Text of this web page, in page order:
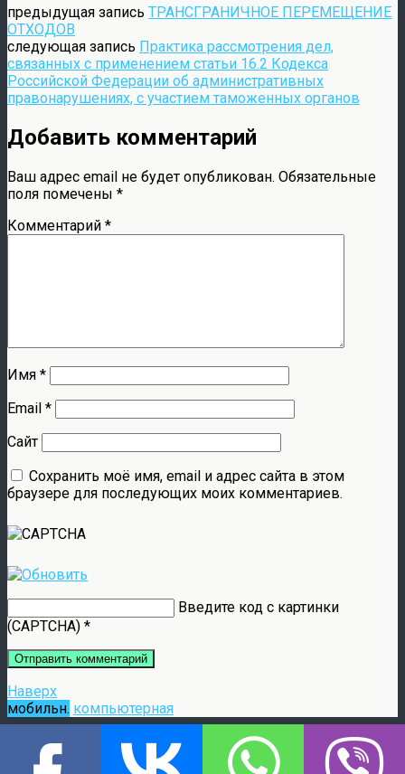
предыдущая запись ТРАНСГРАНИЧНОЕ ПЕРЕМЕЩЕНИЕ
ОТХОДОВ
следующая запись Практика рассмотрения дел,
связанных с применением статьи 16.2 Кодекса
Российской Федерации об административных
правонарушениях, с участием таможенных органов
Добавить комментарий
Ваш адрес email не будет опубликован. Обязательные
поля помечены *
Комментарий *
Имя *
Email *
Сайт
Сохранить моё имя, email и адрес сайта в этом
браузере для последующих моих комментариев.
Введите код с картинки
(CAPTCHA) *
Наверх
мобильн. компьютерная